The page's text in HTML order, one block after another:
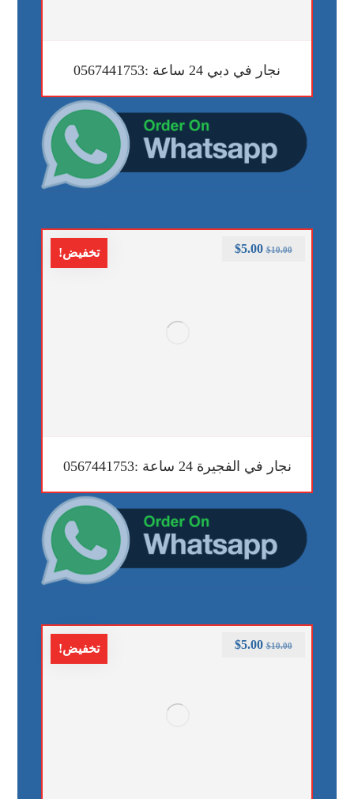
نجار في دبي 24 ساعة :0567441753
تخفيض!
نجار في الفجيرة 24 ساعة :0567441753
$10.00
$5.00
تخفيض! $10.00
$5.00